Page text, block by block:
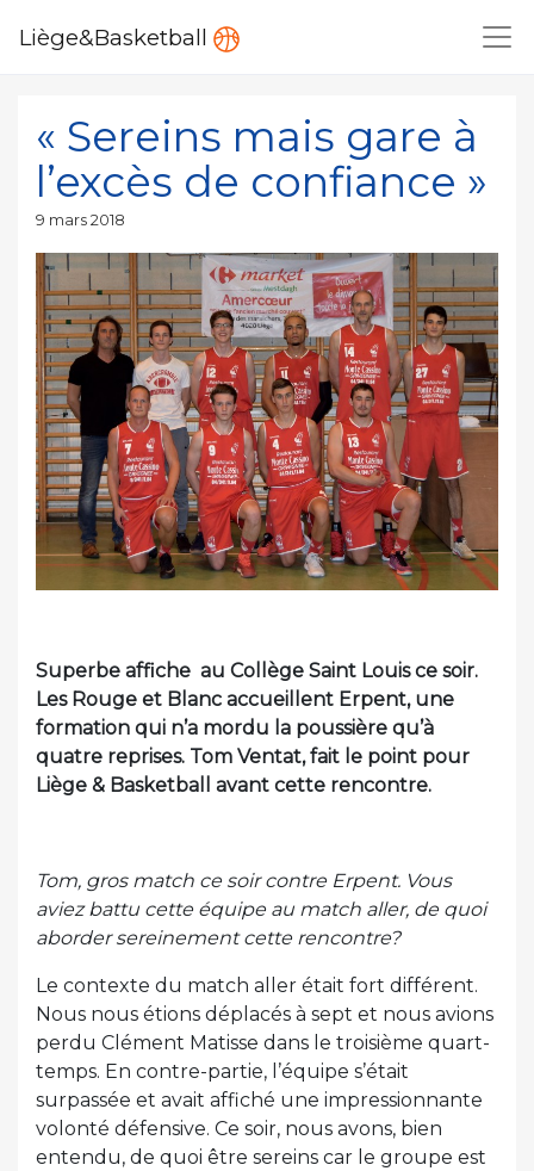
Liège&Basketball
« Sereins mais gare à
l’excès de confiance »
Publié
9 mars 2018
Superbe affiche au Collège Saint Louis ce soir.
Les Rouge et Blanc accueillent Erpent, une
formation qui n’a mordu la poussière qu’à
quatre reprises. Tom Ventat, fait le point pour
Liège & Basketball avant cette rencontre.
Tom, gros match ce soir contre Erpent. Vous
aviez battu cette équipe au match aller, de quoi
aborder sereinement cette rencontre?
Le contexte du match aller était fort différent.
Nous nous étions déplacés à sept et nous avions
perdu Clément Matisse dans le troisième quart-
temps. En contre-partie, l’équipe s’était
surpassée et avait affiché une impressionnante
volonté défensive. Ce soir, nous avons, bien
entendu, de quoi être sereins car le groupe est